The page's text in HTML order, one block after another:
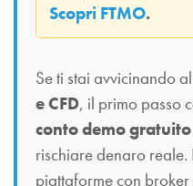
Scopri FTMO.
Se ti stai avvicinando al
e CFD, il primo passo
conto demo gratuito
rischiare denaro
piattaforme con